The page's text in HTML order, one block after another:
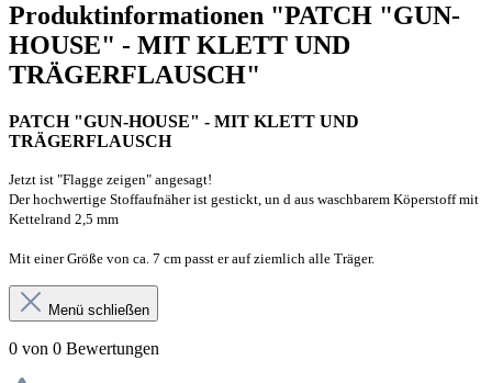
Produktinformationen "PATCH "GUN-
HOUSE" - MIT KLETT UND
TRÄGERFLAUSCH"
PATCH "GUN-HOUSE" - MIT KLETT UND
TRÄGERFLAUSCH
Jetzt ist "Flagge zeigen" angesagt!
Der hochwertige Stoffaufnäher ist gestickt, un d aus waschbarem Köperstoff mit
Kettelrand 2,5 mm
Mit einer Größe von ca. 7 cm passt er auf ziemlich alle Träger.
Menü schließen
0 von 0 Bewertungen